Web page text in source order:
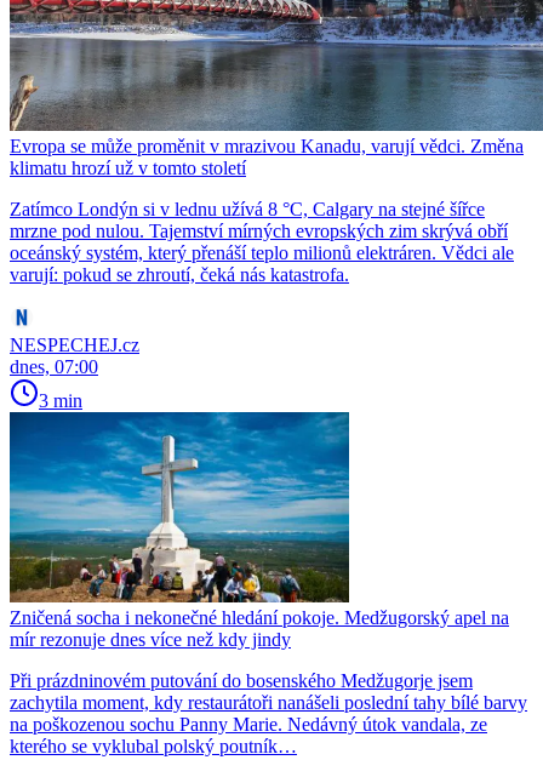
Evropa se může proměnit v mrazivou Kanadu, varují vědci. Změna
klimatu hrozí už v tomto století
Zatímco Londýn si v lednu užívá 8 °C, Calgary na stejné šířce
mrzne pod nulou. Tajemství mírných evropských zim skrývá obří
oceánský systém, který přenáší teplo milionů elektráren. Vědci ale
varují: pokud se zhroutí, čeká nás katastrofa.
NESPECHEJ.cz
dnes, 07:00
3 min
Zničená socha i nekonečné hledání pokoje. Medžugorský apel na
mír rezonuje dnes více než kdy jindy
Při prázdninovém putování do bosenského Medžugorje jsem
zachytila moment, kdy restaurátoři nanášeli poslední tahy bílé barvy
na poškozenou sochu Panny Marie. Nedávný útok vandala, ze
kterého se vyklubal polský poutník…